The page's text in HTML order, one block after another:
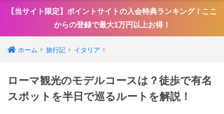
【当サイト限定】ポイントサイトの入会特典ランキング！ここ
からの登録で最大1万円以上お得！
ホーム 旅行記 イタリア
ローマ観光のモデルコースは？徒歩で有名
スポットを半日で巡るルートを解説！